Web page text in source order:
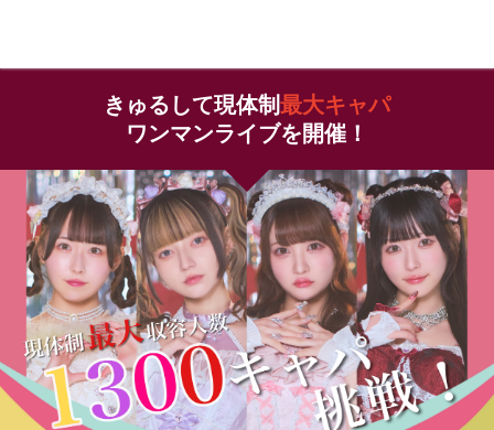
きゅるして現体制最大キャパ
ワンマンライブを開催！